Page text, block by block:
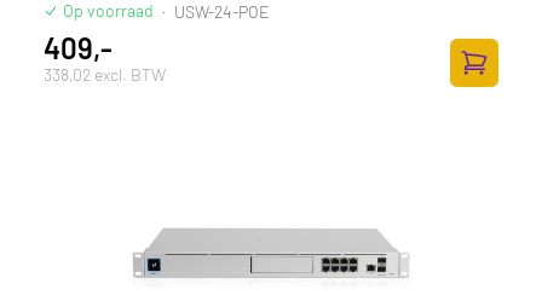
Op voorraad · USW-24-POE
409,-
338,02 excl. BTW
Zum